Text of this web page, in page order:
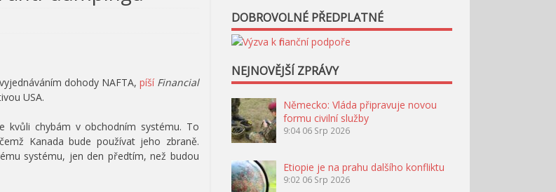
dohody NAFTA, píší Financial
USA.
kvůli chybám v obchodním systému. To
Kanada bude používat jeho zbraně.
systému, jen den předtím, než budou
DOBROVOLNÉ PŘEDPLATNÉ
NEJNOVĚJŠÍ ZPRÁVY
Německo: Vláda připravuje novou
formu civilní služby
9:04 06 Srp 2026
Etiopie je na prahu dalšího konfliktu
9:02 06 Srp 2026